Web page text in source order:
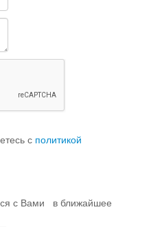
с политикой
с Вами в ближайшее